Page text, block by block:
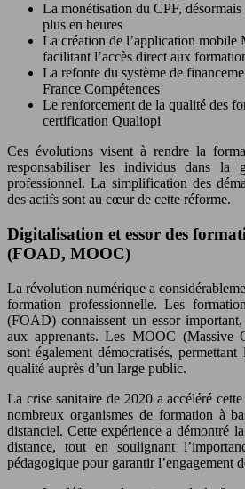
La monétisation du CPF,
plus en heures
La création de l’application mobile
facilitant l’accès direct aux
La refonte du système de
France Compétences
Le renforcement de la qualité des
certification Qualiopi
Ces évolutions visent à rendre la
responsabiliser les individus dans la
professionnel. La simplification des
des actifs sont au cœur de cette réforme.
Digitalisation et essor des
(FOAD, MOOC)
La révolution numérique a
formation professionnelle. Les
(FOAD) connaissent un essor
aux apprenants. Les MOOC (Massive
sont également démocratisés, permettant
qualité auprès d’un large public.
La crise sanitaire de 2020 a accéléré
nombreux organismes de formation à
distanciel. Cette expérience a démontré
distance, tout en soulignant
pédagogique pour garantir l’engagement